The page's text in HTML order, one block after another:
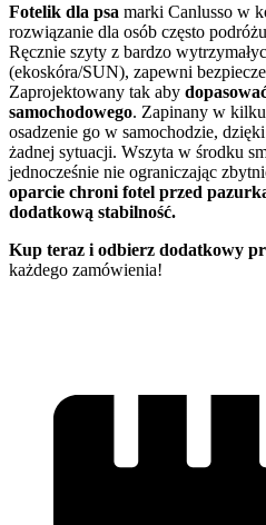
Fotelik dla psa marki Canlusso w
rozwiązanie dla osób często
Ręcznie szyty z bardzo
(ekoskóra/SUN), zapewni
Zaprojektowany tak aby
samochodowego. Zapinany w
osadzenie go w samochodzie,
żadnej sytuacji. Wszyta w środku
jednocześnie nie ograniczając
oparcie chroni fotel przed
dodatkową stabilność.
Kup teraz i odbierz dodatkowy
każdego zamówienia!